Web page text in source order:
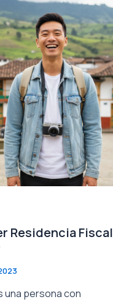
Residencia Fiscal
una persona con